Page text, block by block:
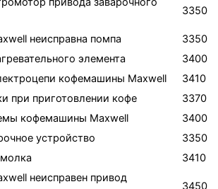
3350
неисправна помпа
3350
элемента
3400
кофемашины Maxwell
3410
при приготовлении кофе
3370
кофемашины Maxwell
3400
устройство
3350
3410
неисправен привод
3450